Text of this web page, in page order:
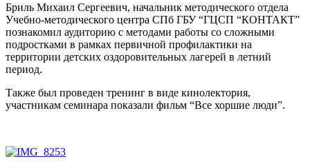
Бриль Михаил Сергеевич, начальник методического отдела
Учебно-методического центра СПб ГБУ “ГЦСП “КОНТАКТ”
познакомил аудиторию с методами работы со сложными
подростками в рамках первичной профилактики на
территории детских оздоровительных лагерей в летний
период.
Также был проведен тренинг в виде кинолектория,
участникам семинара показали фильм “Все хоршие люди”.